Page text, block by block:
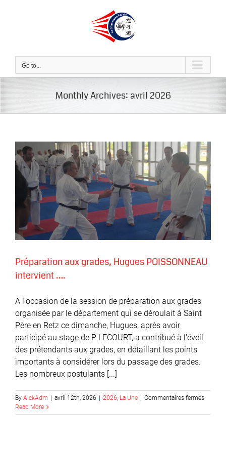
Go to...
Monthly Archives: avril 2026
Préparation aux grades, Hugues POISSONNEAU
intervient ….
A l'occasion de la session de préparation aux grades
organisée par le département qui se déroulait à Saint
Père en Retz ce dimanche, Hugues, après avoir
participé au stage de P LECOURT, a contribué à l'éveil
des prétendants aux grades, en détaillant les points
importants à considérer lors du passage des grades.
Les nombreux postulants [...]
By AlckAdm | avril 12th, 2026 | 2026 La Une | Commentaires ferméssur
aux
Read More